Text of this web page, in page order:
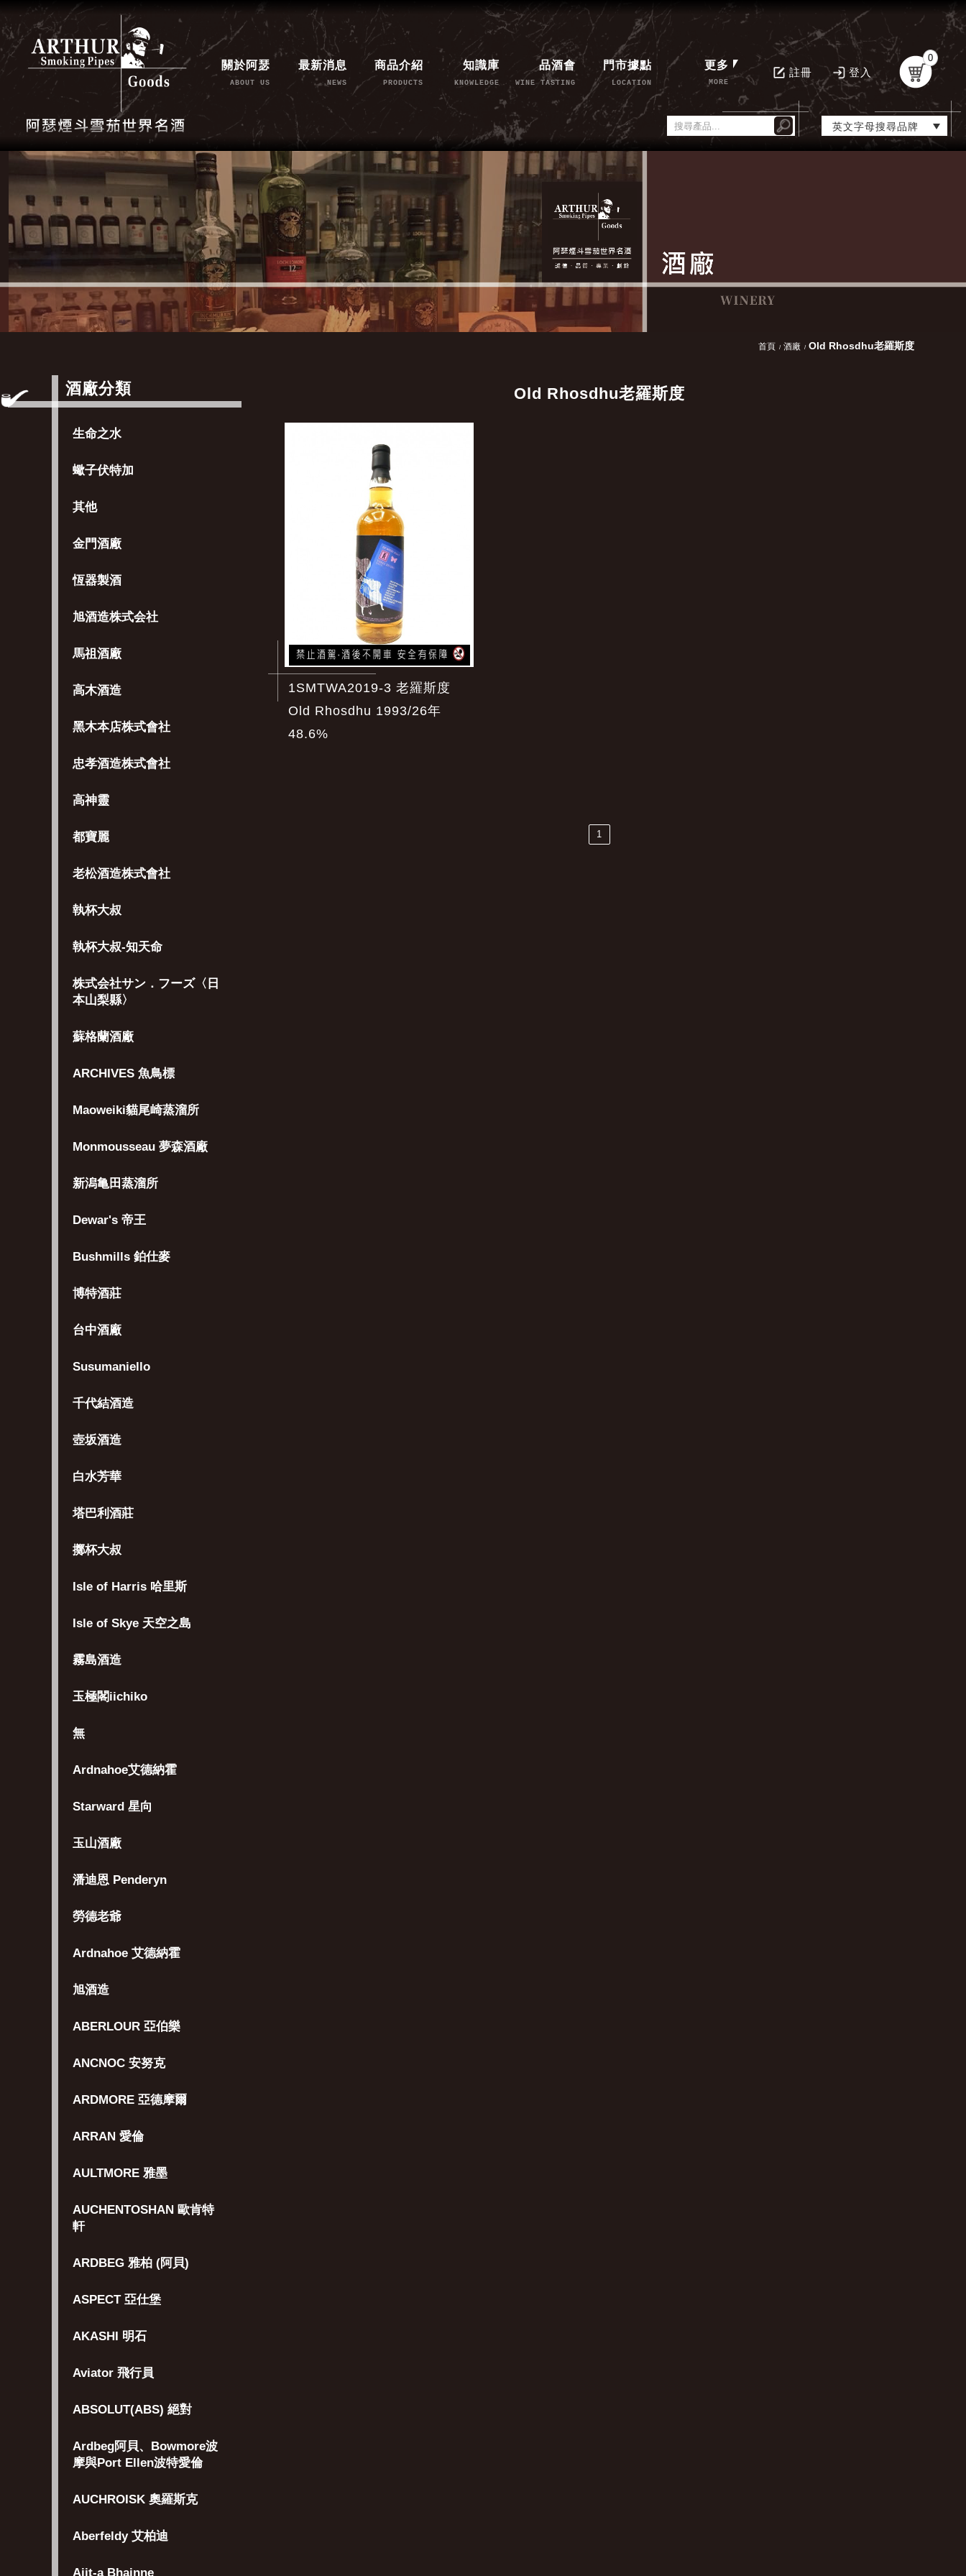
關於阿瑟
ABOUT US
最新消息
NEWS
商品介紹
PRODUCTS
知識庫
KNOWLEDGE
品酒會
WINE TASTING
門市據點
LOCATION
更多
MORE
註冊 登入
0
英文字母搜尋品牌
首頁 酒廠 Old Rhosdhu老羅斯度
酒廠分類
生命之水
蠍子伏特加
其他
金門酒廠
恆器製酒
旭酒造株式会社
馬祖酒廠
高木酒造
黑木本店株式會社
忠孝酒造株式會社
高神靈
都寶麗
老松酒造株式會社
執杯大叔
執杯大叔-知天命
株式会社サン．フーズ〈日
本山梨縣〉
蘇格蘭酒廠
ARCHIVES 魚鳥標
Maoweiki貓尾崎蒸溜所
Monmousseau 夢森酒廠
新潟亀田蒸溜所
Dewar's 帝王
Bushmills 鉑仕麥
博特酒莊
台中酒廠
Susumaniello
千代結酒造
壺坂酒造
白水芳華
塔巴利酒莊
擲杯大叔
Isle of Harris 哈里斯
Isle of Skye 天空之島
霧島酒造
玉極閣iichiko
無
Ardnahoe艾德納霍
Starward 星向
玉山酒廠
潘迪恩 Penderyn
勞德老爺
Ardnahoe 艾德納霍
旭酒造
ABERLOUR 亞伯樂
ANCNOC 安努克
ARDMORE 亞德摩爾
ARRAN 愛倫
AULTMORE 雅墨
AUCHENTOSHAN 歐肯特
軒
ARDBEG 雅柏 (阿貝)
ASPECT 亞仕堡
AKASHI 明石
Aviator 飛行員
ABSOLUT(ABS) 絕對
Ardbeg阿貝、Bowmore波
摩與Port Ellen波特愛倫
AUCHROISK 奧羅斯克
Aberfeldy 艾柏迪
Aiit-a Bhainne
Old Rhosdhu老羅斯度
1SMTWA2019-3 老羅斯度
Old Rhosdhu 1993/26年
48.6%
1